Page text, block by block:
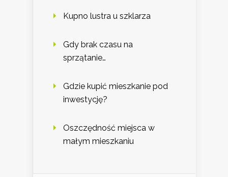
Kupno lustra u szklarza
Gdy brak czasu na
sprzątanie…
Gdzie kupić mieszkanie pod
inwestycję?
Oszczędność miejsca w
małym mieszkaniu